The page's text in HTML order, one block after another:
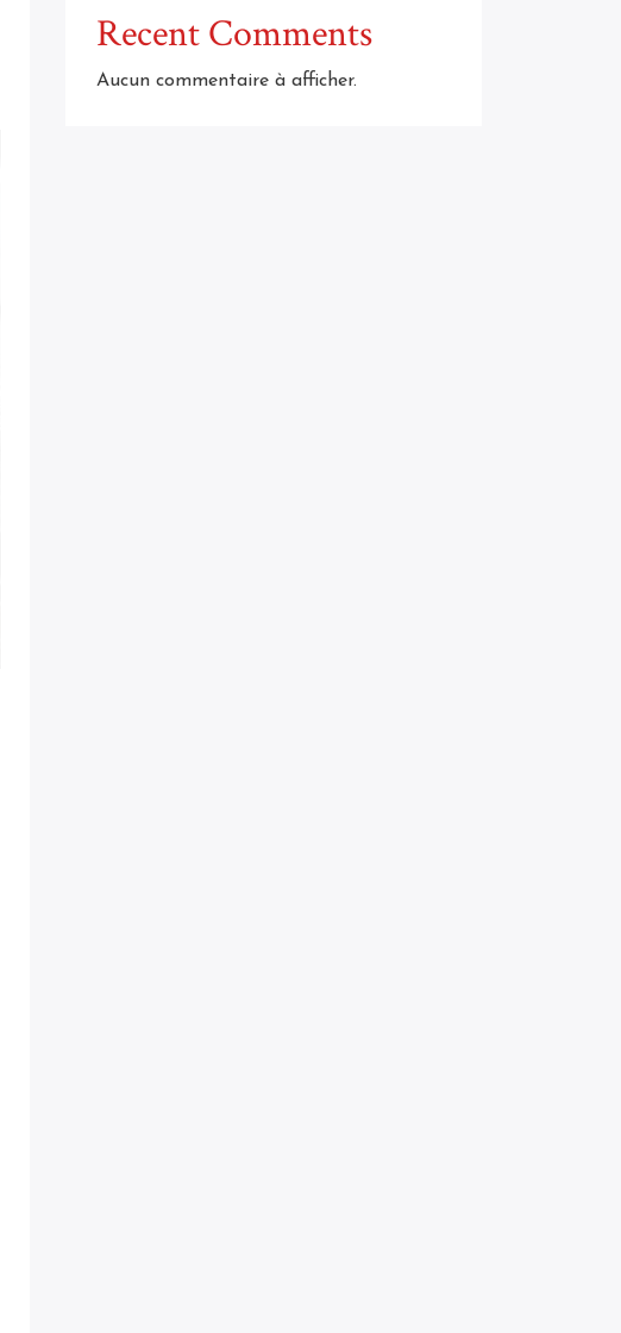
Recent Comments
Aucun commentaire à afficher.